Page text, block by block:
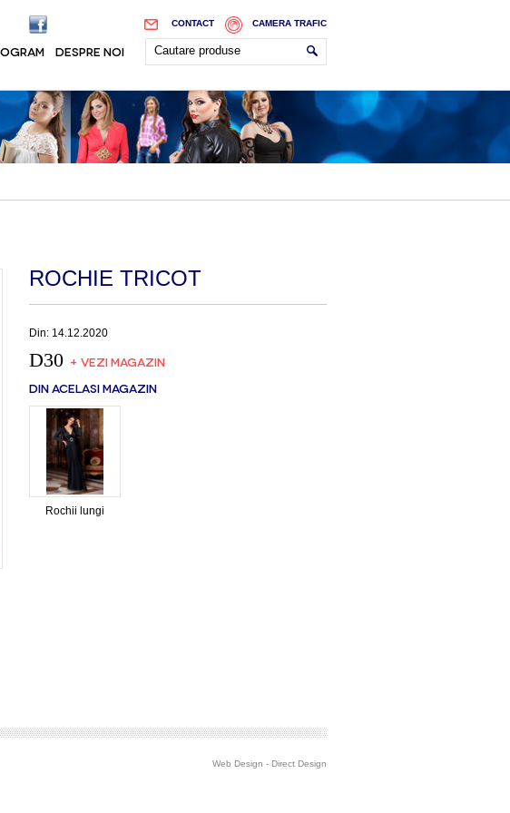
CAMERA TRAFIC
CONTACT
DESPRE NOI
ROCHIE TRICOT
Din: 14.12.2020
D30 + VEZI MAGAZIN
DIN ACELASI MAGAZIN
Rochii lungi
Web Design - Direct Design